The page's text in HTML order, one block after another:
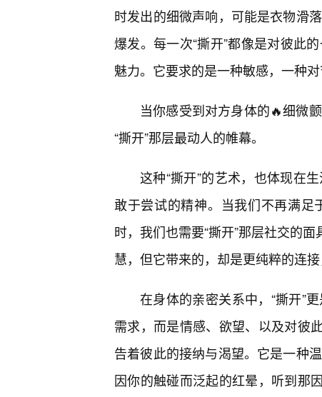
时发出的细微声响，可能是衣物滑
爆发。每一次“撕开”都像是对彼此
魅力。它要求的是一种敏感，一种
当你感受到对方身体的🔥细微
“撕开”那层最动人的帷幕。
这种“撕开”的艺术，也体现在
敢于尝试的精神。当我们不再满
时，我们也需要“撕开”那层社交的
慧，但它带来的，却是更纯粹的连
在身体的亲密关系中，“撕开”
需求，而是情感、欲望、以及对彼
告着彼此的接纳与渴望。它是一种
因你的触碰而泛起的红晕，听到那